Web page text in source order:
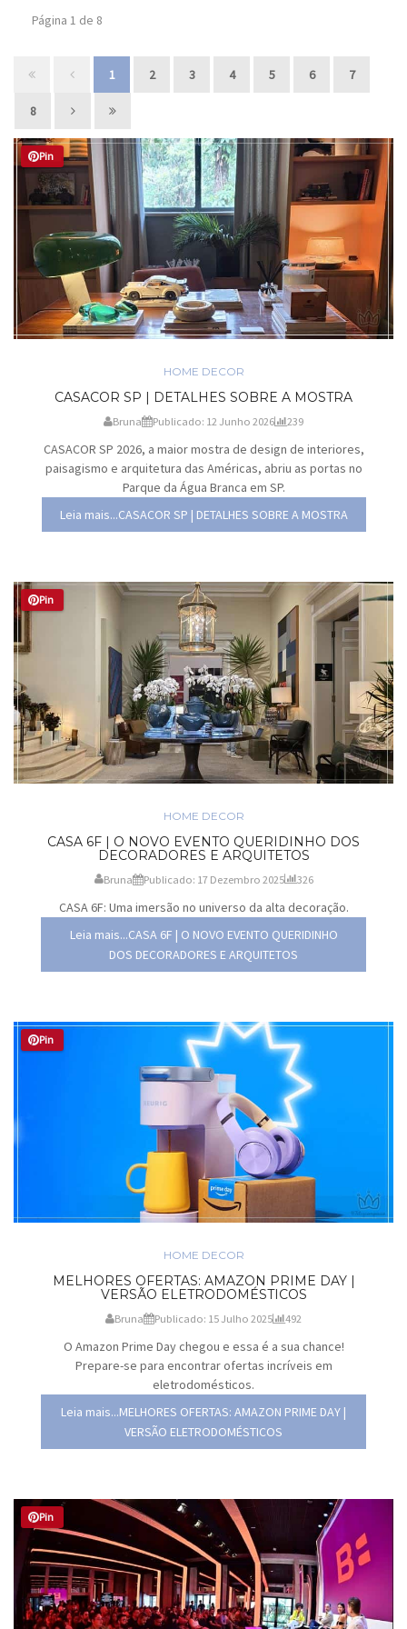
Página 1 de 8
1 2 3 4 5 6 7
8
Pin
HOME DECOR
CASACOR SP | DETALHES SOBRE A MOSTRA
Bruna Publicado: 12 Junho 2026 239
CASACOR SP 2026, a maior mostra de design de interiores,
paisagismo e arquitetura das Américas, abriu as portas no
Parque da Água Branca em SP.
Leia mais...CASACOR SP | DETALHES SOBRE A MOSTRA
Pin
HOME DECOR
CASA 6F | O NOVO EVENTO QUERIDINHO DOS
DECORADORES E ARQUITETOS
Bruna Publicado: 17 Dezembro 2025 326
CASA 6F: Uma imersão no universo da alta decoração.
Leia mais...CASA 6F | O NOVO EVENTO QUERIDINHO
DOS DECORADORES E ARQUITETOS
Pin
HOME DECOR
MELHORES OFERTAS: AMAZON PRIME DAY |
VERSÃO ELETRODOMÉSTICOS
Bruna Publicado: 15 Julho 2025 492
O Amazon Prime Day chegou e essa é a sua chance!
Prepare-se para encontrar ofertas incríveis em
eletrodomésticos.
Leia mais...MELHORES OFERTAS: AMAZON PRIME DAY |
VERSÃO ELETRODOMÉSTICOS
Pin